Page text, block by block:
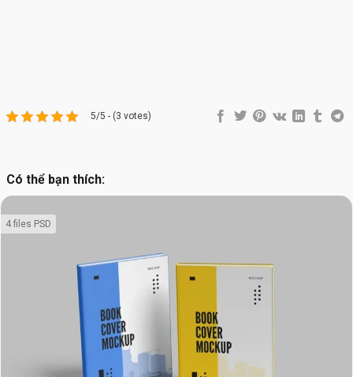
5/5 - (3 votes)
Có thể bạn thích:
4 files PSD